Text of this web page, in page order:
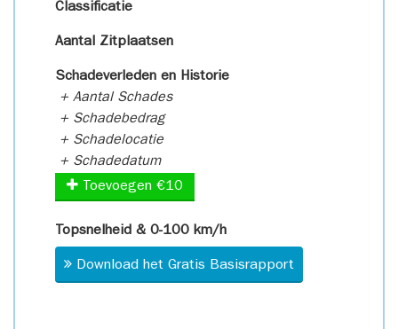
Classificatie
Aantal Zitplaatsen
Schadeverleden en Historie
+ Aantal Schades
+ Schadebedrag
+ Schadelocatie
+ Schadedatum
Toevoegen €10
Topsnelheid & 0-100 km/h
Download het Gratis Basisrapport